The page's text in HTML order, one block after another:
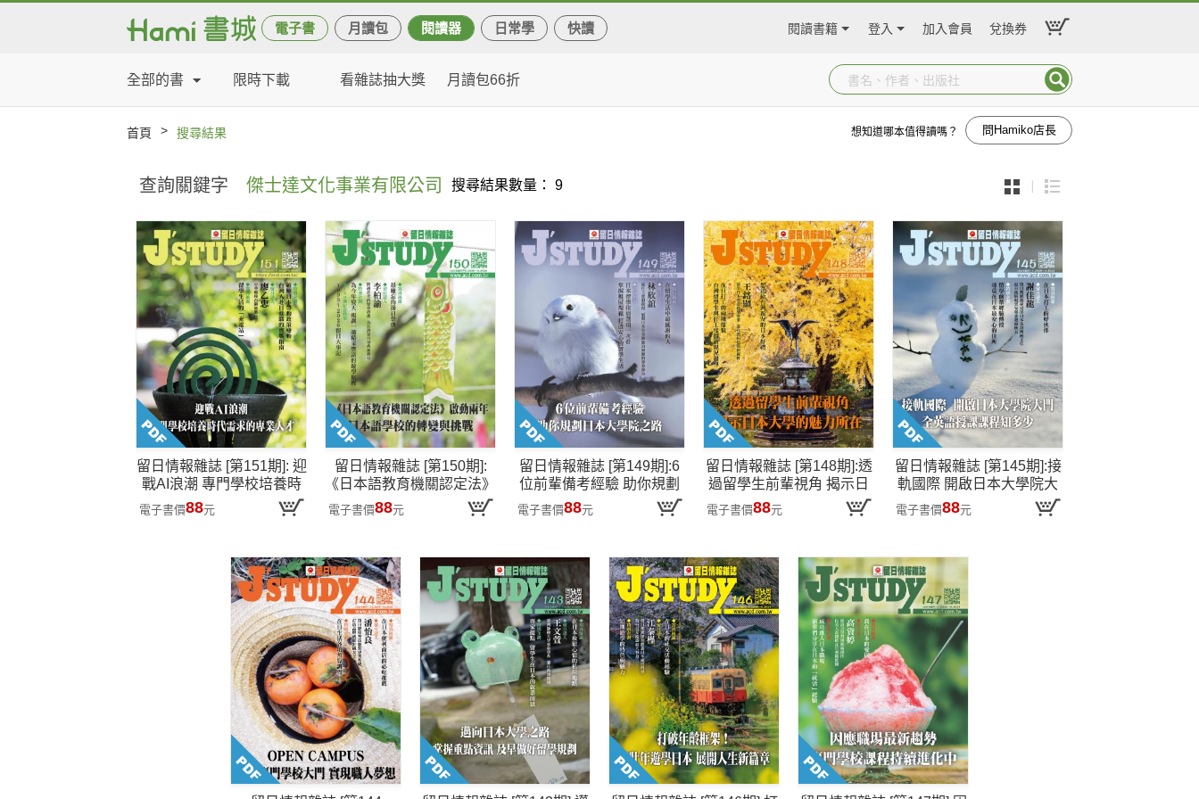
電子書 月讀包 閱讀器 日常學 快讀 閱讀書籍 登入 加入會員 兌換券
全部的書 限時下載 看雜誌抽大獎 月讀包66折
首頁 > 搜尋結果 想知道哪本值得讀嗎？ 問Hamiko店長
查詢關鍵字 傑士達文化事業有限公司 搜尋結果數量： 9
留日情報雜誌 [第151期]: 迎
戰AI浪潮 專門學校培養時
代需求的專業人才
電子書價88元
留日情報雜誌 [第150期]:
《日本語教育機關認定法》
啟動兩年 日本語學校的轉
變與挑戰
電子書價88元
留日情報雜誌 [第149期]:6
位前輩備考經驗 助你規劃
日本大學院之路
電子書價88元
留日情報雜誌 [第148期]:透
過留學生前輩視角 揭示日
本大學的魅力所在
電子書價88元
留日情報雜誌 [第145期]:接
軌國際 開啟日本大學院大
門 全英語授課課程知多少
電子書價88元